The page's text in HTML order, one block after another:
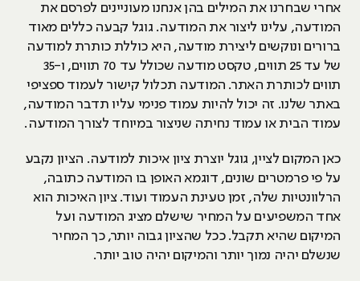
אחרי שבחרנו את המילים בהן אנחנו מעוניינים לפרסם את
המודעה, עלינו ליצור את המודעה. גוגל קבעה כללים מאוד
ברורים ונוקשים ליצירת מודעה, היא כוללת כותרת למודעה
של עד 25 תווים, טקסט מודעה שכולל עד 70 תווים, ו-35
תווים לכותרת האתר. המודעה תכלול קישור לעמוד ספציפי
באתר שלנו. זה יכול להיות עמוד פנימי עליו תדבר המודעה,
עמוד הבית או עמוד נחיתה שניצור במיוחד לצורך המודעה.
כאן המקום לציין, גוגל יוצרת ציון איכות למודעה. הציון נקבע
על פי פרמטרים שונים, דוגמא האופן בו המודעה כתובה,
הרלוונטיות שלה, זמן טעינת העמוד ועוד. ציון האיכות הוא
אחד המשפיעים על המחיר שישלם מציג המודעה ועל
המיקום שהיא תקבל. ככל שהציון גבוה יותר, כך המחיר
שנשלם יהיה נמוך יותר והמיקום יהיה טוב יותר.